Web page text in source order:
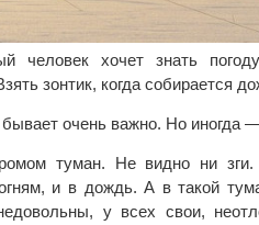
человек хочет знать
зонтик, когда собирается
бывает очень важно. Но иногда
туман. Не видно ни
и в дождь. А в такой
у всех свои,